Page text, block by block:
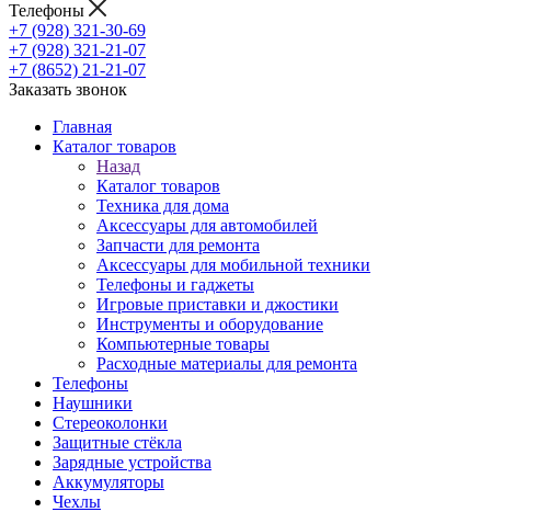
Телефоны
+7 (928) 321-30-69
+7 (928) 321-21-07
+7 (8652) 21-21-07
Заказать звонок
Главная
Каталог товаров
Назад
Каталог товаров
Техника для дома
Аксессуары для автомобилей
Запчасти для ремонта
Аксессуары для мобильной техники
Телефоны и гаджеты
Игровые приставки и джостики
Инструменты и оборудование
Компьютерные товары
Расходные материалы для ремонта
Телефоны
Наушники
Стереоколонки
Защитные стёкла
Зарядные устройства
Аккумуляторы
Чехлы